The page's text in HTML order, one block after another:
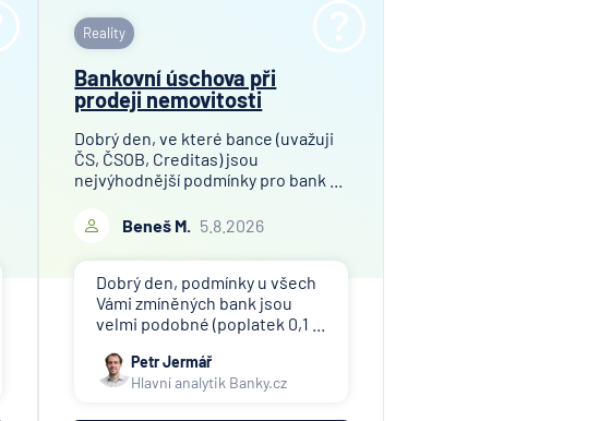
Reality
Bankovní úschova při
prodeji nemovitosti
Dobrý den, ve které bance (uvažuji
ČS, ČSOB, Creditas) jsou
nejvýhodnější podmínky pro bank ...
Beneš M. 5.8.2026
Dobrý den, podmínky u všech
Vámi zmíněných bank jsou
velmi podobné (poplatek 0,1 ...
Petr Jermář
Hlavní analytik Banky.cz